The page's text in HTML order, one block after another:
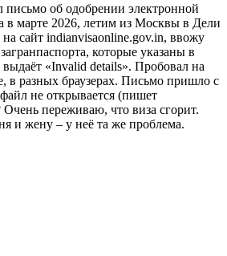
письмо об одобрении электронной
в марте 2026, летим из Москвы в Дели
сайт indianvisaonline.gov.in, ввожу
которые указаны в
«Invalid details». Пробовал на
в разных браузерах. Письмо пришло с
не открывается (пишет
переживаю, что виза сгорит.
и жену – у неё та же проблема.